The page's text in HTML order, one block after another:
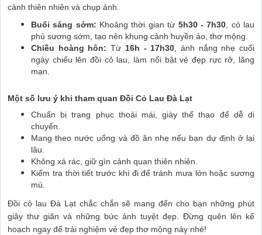
cảnh thiên nhiên và chụp ảnh.
Buổi sáng sớm: Khoảng thời gian từ 5h30 - 7h30 , cỏ lau
phủ sương sớm, tạo nên khung cảnh huyền ảo, thơ mộng.
Chiều hoàng hôn: Từ 16h - 17h30 , ánh nắng nhẹ cuối
ngày chiếu lên đồi cỏ lau, làm nổi bật vẻ đẹp rực rỡ, lãng
mạn.
Một số lưu ý khi tham quan Đồi Cỏ Lau Đà Lạt
Chuẩn bị trang phục thoải mái, giày thể thao để dễ di
chuyển.
Mang theo nước uống và đồ ăn nhẹ nếu bạn dự định ở lại
lâu.
Không xả rác, giữ gìn cảnh quan thiên nhiên.
Kiểm tra thời tiết trước khi đi để tránh mưa lớn hoặc sương
mù.
Đồi cỏ lau Đà Lạt chắc chắn sẽ mang đến cho bạn những phút
giây thư giãn và những bức ảnh tuyệt đẹp. Đừng quên lên kế
hoạch ngay để trải nghiệm vẻ đẹp thơ mộng này nhé!